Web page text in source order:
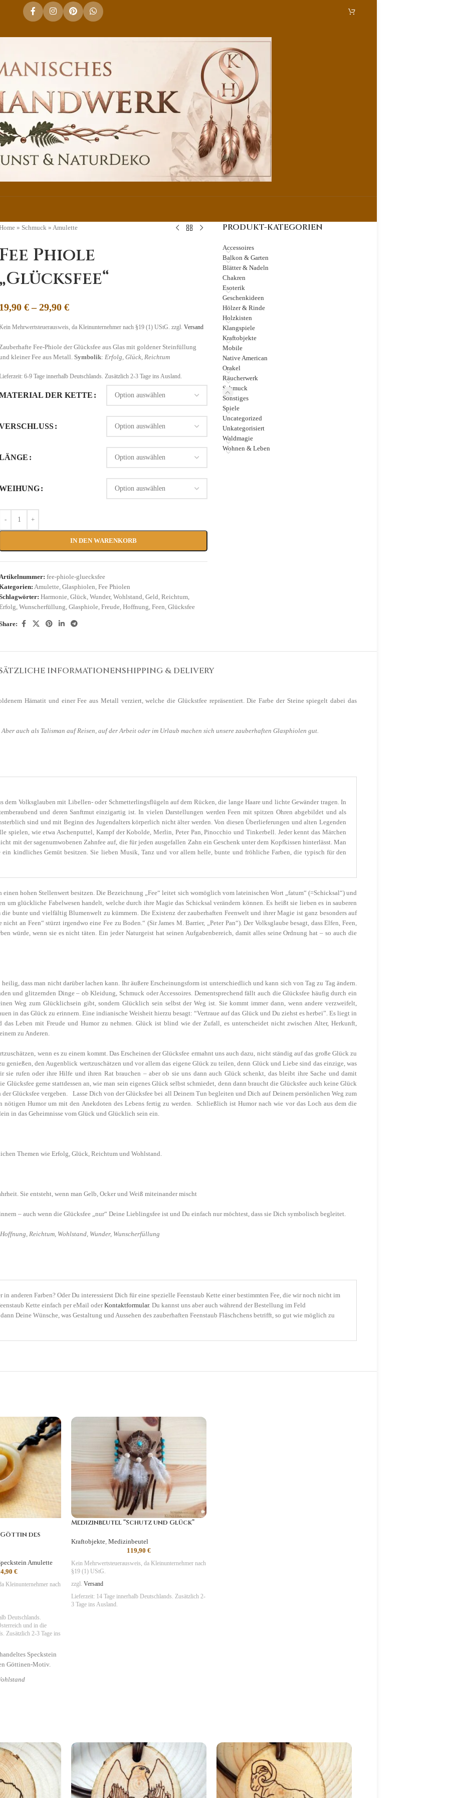
» Schmuck »Amulette
Fee Phiole
„Glücksfee“
19,90€–29,90€
Mehrwertsteuerausweis, da Kleinunternehmer nach §19 (1) UStG. zzgl.Versand
Fee-Phiole der Glücksfee aus Glas mit goldener Steinfüllung
kleiner Fee aus Metall.Symbolik:Erfolg, Glück, Reichtum
6-9 Tage innerhalb Deutschlands. Zusätzlich 2-3 Tage ins Ausland.
DER KETTE
IN DEN WARENKORB
Artikelnummer:fee-phiole-gluecksfee
Amulette Glasphiolen Fee Phiolen
Harmonie Glück Wunder, Wohlstand Geld Reichtum
Wunscherfüllung Glasphiole Freude Hoffnung Feen Glücksfee
PRODUKT-KATEGORIEN
Accessoires
Balkon & Garten
Blätter & Nadeln
Chakren
Esoterik
Geschenkideen
Hölzer & Rinde
Holzkisten
Klangspiele
Kraftobjekte
Mobile
Native American
Orakel
Räucherwerk
Schmuck
Sonstiges
Spiele
Uncategorized
Unkategorisiert
Waldmagie
Wohnen & Leben
INFORMATIONENSHIPPING & DELIVERY
Hämatit und einer Fee aus Metall verziert, welche die Glückstfee repräsentiert. Die Farbe der Steine spiegelt dabei das
auch als Talisman auf Reisen, auf der Arbeit oder im Urlaub machen sich unsere zauberhaften Glasphiolen gut.
dem Volksglauben mit Libellen- oder Schmetterlingsflügeln auf dem Rücken, die lange Haare und lichte Gewänder tragen. In
und deren Sanftmut einzigartig ist. In vielen Darstellungen werden Feen mit spitzen Ohren abgebildet und als
sind und mit Beginn des Jugendalters körperlich nicht älter werden. Von diesen Überlieferungen und alten Legenden
spielen, wie etwa Aschenputtel, Kampf der Kobolde, Merlin, Peter Pan, Pinocchio und Tinkerbell. Jeder kennt das Märchen
mit der sagenumwobenen Zahnfee auf, die für jeden ausgefallen Zahn ein Geschenk unter dem Kopfkissen hinterlässt. Man
ein kindliches Gemüt besitzen. Sie lieben Musik, Tanz und vor allem helle, bunte und fröhliche Farben, die typisch für den
hohen Stellenwert besitzen. Die Bezeichnung „Fee“ leitet sich womöglich vom lateinischen Wort „fatum“ (=Schicksal“) und
um glückliche Fabelwesen handelt, welche durch ihre Magie das Schicksal verändern können. Es heißt sie lieben es in sauberen
bunte und vielfältig Blumenwelt zu kümmern. Die Existenz der zauberhaften Feenwelt und ihrer Magie ist ganz besonders auf
an Feen“ stürzt irgendwo eine Fee zu Boden.“ (Sir James M. Barrier, „Peter Pan“). Der Volksglaube besagt, dass Elfen, Feen,
würde, wenn sie es nicht täten. Ein jeder Naturgeist hat seinen Aufgabenbereich, damit alles seine Ordnung hat – so auch die
dass man nicht darüber lachen kann. Ihr äußere Erscheinungsform ist unterschiedlich und kann sich von Tag zu Tag ändern.
und glitzernden Dinge – ob Kleidung, Schmuck oder Accessoires. Dementsprechend fällt auch die Glücksfee häufig durch ein
Weg zum Glücklichsein gibt, sondern Glücklich sein selbst der Weg ist. Sie kommt immer dann, wenn andere verzweifelt,
in das Glück zu erinnern. Eine indianische Weisheit hierzu besagt: “Vertraue auf das Glück und Du ziehst es herbei”. Es liegt in
Leben mit Freude und Humor zu nehmen. Glück ist blind wie der Zufall, es unterscheidet nicht zwischen Alter, Herkunft,
zu Anderen.
wenn es zu einem kommt. Das Erscheinen der Glücksfee ermahnt uns auch dazu, nicht ständig auf das große Glück zu
genießen, den Augenblick wertzuschätzen und vor allem das eigene Glück zu teilen, denn Glück und Liebe sind das einzige, was
rufen oder ihre Hilfe und ihren Rat brauchen – aber ob sie uns dann auch Glück schenkt, das bleibt ihre Sache und damit
Glücksfee gerne stattdessen an, wie man sein eigenes Glück selbst schmiedet, denn dann braucht die Glücksfee auch keine Glück
Glücksfee vergeben. Lasse Dich von der Glücksfee bei all Deinem Tun begleiten und Dich auf Deinem persönlichen Weg zum
Humor um mit den Anekdoten des Lebens fertig zu werden. Schließlich ist Humor nach wie vor das Loch aus dem die
in das Geheimnisse vom Glück und Glücklich sein ein.
Themen wie Erfolg, Glück, Reichtum und Wohlstand.
Sie entsteht, wenn man Gelb, Ocker und Weiß miteinander mischt
– auch wenn die Glücksfee „nur“ Deine Lieblingsfee ist und Du einfach nur möchtest, dass sie Dich symbolisch begleitet.
Reichtum, Wohlstand, Wunder, Wunscherfüllung
anderen Farben? Oder Du interessierst Dich für eine spezielle Feenstaub Kette einer bestimmten Fee, die wir noch nicht im
Kette einfach per eMail oderKontaktformular. Du kannst uns aber auch während der Bestellung im Feld
Deine Wünsche, was Gestaltung und Aussehen des zauberhaften Feenstaub Fläschchens betrifft, so gut wie möglich zu
des
Amulette
€
Kleinunternehmer nach
Deutschlands.
und in die
Zusätzlich 2-3 Tage ins
Speckstein
Göttinen-Motiv.
Medizinbeutel “Schutz und Glück”
Kraftobjekte, Medizinbeutel
119,90 €
Kein Mehrwertsteuerausweis, da Kleinunternehmer nach
§19 (1) UStG.
zzgl. Versand
Lieferzeit: 14 Tage innerhalb Deutschlands. Zusätzlich 2-
3 Tage ins Ausland.